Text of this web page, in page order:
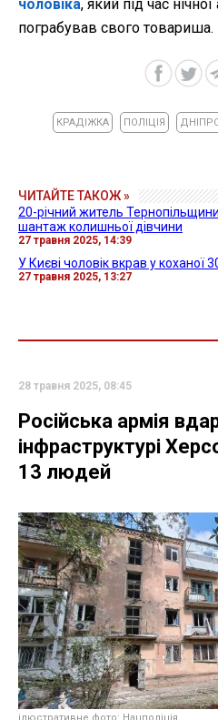
чоловіка, який під час
пограбував свого товариша.
КРАДІЖКА ПОЛІЦІЯ
ЧИТАЙТЕ ТАКОЖ »
20-річний житель
шантаж колишньої дівчини
27 травня 2025, 14:39
У Києві чоловік вкрав у коханої
27 травня 2025, 13:27
28 травня 2025, 08:45
Російська армія
інфраструктурі
13 людей
ілюстративне фото: Нацполіція